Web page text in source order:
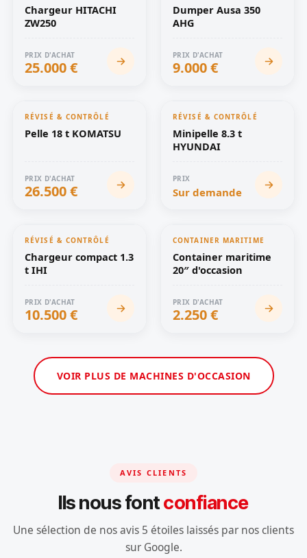
Chargeur HITACHI
ZW250
PRIX D'ACHAT
25.000 €
Dumper Ausa 350
AHG
PRIX D'ACHAT
9.000 €
OCCASION
RÉVISÉ & CONTRÔLÉ
Pelle 18 t KOMATSU
PRIX D'ACHAT
26.500 €
OCCASION
RÉVISÉ & CONTRÔLÉ
Minipelle 8.3 t
HYUNDAI
PRIX
Sur demande
OCCASION
RÉVISÉ & CONTRÔLÉ
Chargeur compact 1.3
t IHI
PRIX D'ACHAT
10.500 €
OCCASION
CONTAINER MARITIME
Container maritime
20″ d'occasion
PRIX D'ACHAT
2.250 €
VOIR PLUS DE MACHINES D'OCCASION
AVIS CLIENTS
Ils nous fontconfiance
Une sélection de nos avis 5 étoiles laissés par nos clients
sur Google.